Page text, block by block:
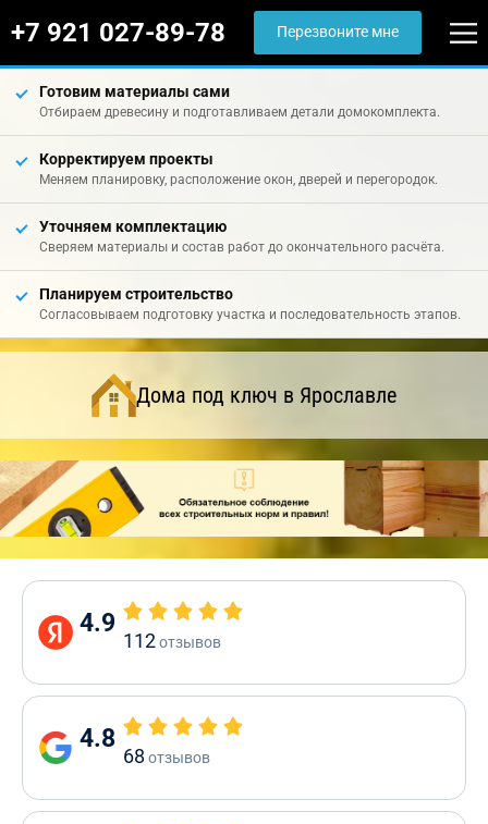
+7 921 027-89-78 Перезвоните мне
Готовим материалы сами
Отбираем древесину и подготавливаем детали домокомплекта.
Корректируем проекты
Меняем планировку, расположение окон, дверей и перегородок.
Уточняем комплектацию
Сверяем материалы и состав работ до окончательного расчёта.
Планируем строительство
Согласовываем подготовку участка и последовательность этапов.
Дома под ключ в Ярославле
4.9
112отзывов
4.8
68 отзывов